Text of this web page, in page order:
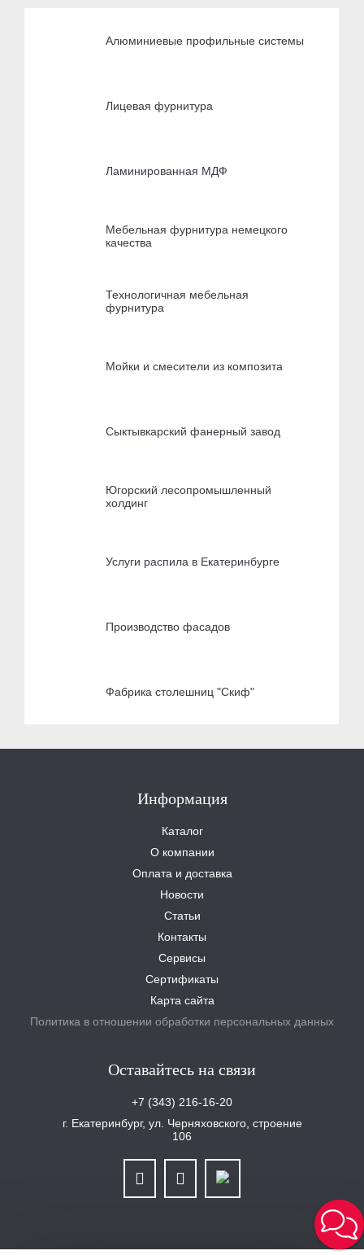
Алюминиевые профильные системы
Лицевая фурнитура
Ламинированная МДФ
Мебельная фурнитура немецкого
качества
Технологичная мебельная
фурнитура
Мойки и смесители из композита
Сыктывкарский фанерный завод
Югорский лесопромышленный
холдинг
Услуги распила в Екатеринбурге
Производство фасадов
Фабрика столешниц "Скиф"
Информация
Каталог
О компании
Оплата и доставка
Новости
Статьи
Контакты
Сервисы
Сертификаты
Карта сайта
Политика в отношении обработки персональных данных
Оставайтесь на связи
+7 (343) 216-16-20
г. Екатеринбург, ул. Черняховского, строение
106